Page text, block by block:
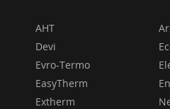
AHT
Devi
Evro-Termo
EasyTherm
Extherm